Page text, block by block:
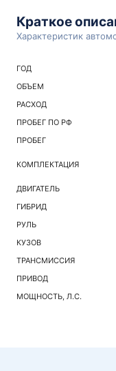
Краткое
Характеристик
ГОД
ОБЪЕМ
РАСХОД
ПРОБЕГ ПО РФ
ПРОБЕГ
КОМПЛЕКТАЦИЯ
ДВИГАТЕЛЬ
ГИБРИД
РУЛЬ
КУЗОВ
ТРАНСМИССИЯ
ПРИВОД
МОЩНОСТЬ, Л.С.